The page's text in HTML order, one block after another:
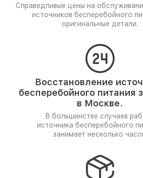
Справедливые цены на
источников бесперебойного
оригинальные детали.
Восстановление
бесперебойного питания
в Москве.
В большинстве случаев
источника бесперебойного
занимает несколько